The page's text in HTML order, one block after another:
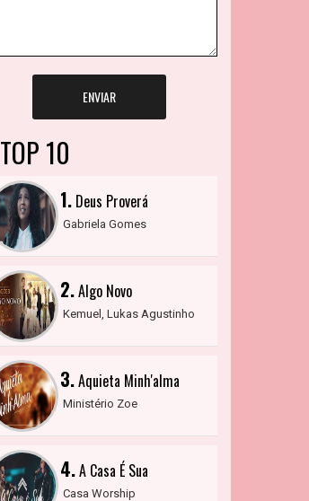
ENVIAR
TOP 10
1.Deus Proverá
Gabriela Gomes
2.Algo Novo
Kemuel, Lukas Agustinho
3.Aquieta Minh'alma
Ministério Zoe
4.A Casa É Sua
Casa Worship